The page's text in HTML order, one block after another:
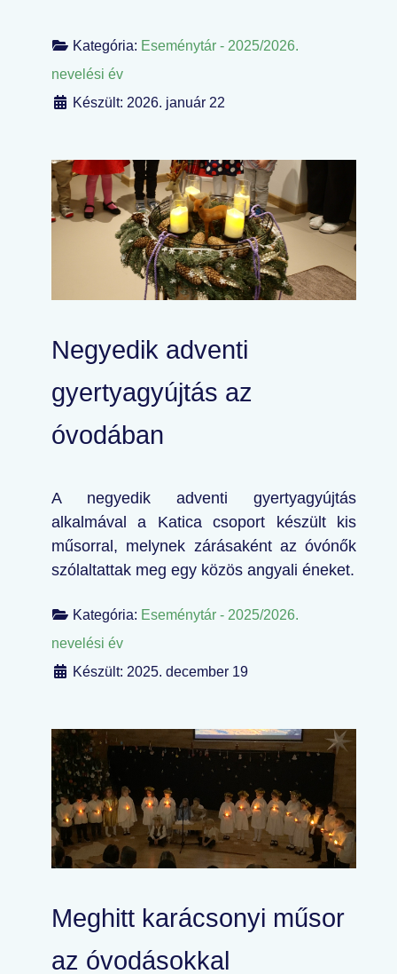
Kategória: Eseménytár - 2025/2026.
nevelési év
Készült: 2026. január 22
Negyedik adventi
gyertyagyújtás az
óvodában
A negyedik adventi gyertyagyújtás
alkalmával a Katica csoport készült kis
műsorral, melynek zárásaként az óvónők
szólaltattak meg egy közös angyali éneket.
Kategória: Eseménytár - 2025/2026.
nevelési év
Készült: 2025. december 19
Meghitt karácsonyi műsor
az óvodásokkal